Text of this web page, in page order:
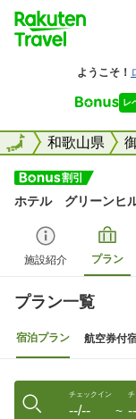
全国和歌山県
全国
ホテル グリーンヒ
施設紹介 プラン
プラン一覧
宿泊プラン 航空券付
チェックイン
--/-- 〜
チ